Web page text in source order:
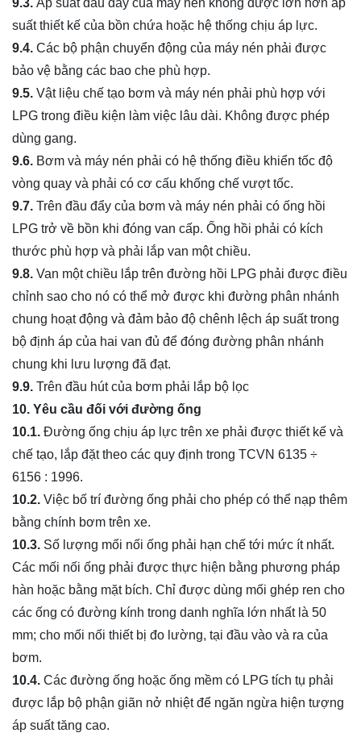
9.3. Áp suất đầu đẩy của máy nén không được lớn hơn áp
suất thiết kế của bồn chứa hoặc hệ thống chịu áp lực.
9.4. Các bộ phận chuyển động của máy nén phải được
bảo vệ bằng các bao che phù hợp.
9.5. Vật liệu chế tạo bơm và máy nén phải phù hợp với
LPG trong điều kiện làm việc lâu dài. Không được phép
dùng gang.
9.6. Bơm và máy nén phải có hệ thống điều khiển tốc độ
vòng quay và phải có cơ cấu khống chế vượt tốc.
9.7. Trên đầu đẩy của bơm và máy nén phải có ống hồi
LPG trở về bồn khi đóng van cấp. Ống hồi phải có kích
thước phù hợp và phải lắp van một chiều.
9.8. Van một chiều lắp trên đường hồi LPG phải được điều
chỉnh sao cho nó có thể mở được khi đường phân nhánh
chung hoạt động và đảm bảo độ chênh lệch áp suất trong
bộ định áp của hai van đủ để đóng đường phân nhánh
chung khi lưu lượng đã đạt.
9.9. Trên đầu hút của bơm phải lắp bộ lọc
10. Yêu cầu đối với đường ống
10.1. Đường ống chịu áp lực trên xe phải được thiết kế và
chế tạo, lắp đặt theo các quy định trong TCVN 6135 ÷
6156 : 1996.
10.2. Việc bố trí đường ống phải cho phép có thể nạp thêm
bằng chính bơm trên xe.
10.3. Số lượng mối nối ống phải hạn chế tới mức ít nhất.
Các mối nối ống phải được thực hiện bằng phương pháp
hàn hoặc bằng mặt bích. Chỉ được dùng mối ghép ren cho
các ống có đường kính trong danh nghĩa lớn nhất là 50
mm; cho mối nối thiết bị đo lường, tại đầu vào và ra của
bơm.
10.4. Các đường ống hoặc ống mềm có LPG tích tụ phải
được lắp bộ phận giãn nở nhiệt để ngăn ngừa hiện tượng
áp suất tăng cao.